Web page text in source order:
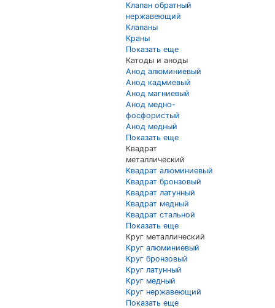
Клапан обратный
нержавеющий
Клапаны
Краны
Показать еще
Катоды и аноды
Анод алюминиевый
Анод кадмиевый
Анод магниевый
Анод медно-
фосфористый
Анод медный
Показать еще
Квадрат
металлический
Квадрат алюминиевый
Квадрат бронзовый
Квадрат латунный
Квадрат медный
Квадрат стальной
Показать еще
Круг металлический
Круг алюминиевый
Круг бронзовый
Круг латунный
Круг медный
Круг нержавеющий
Показать еще